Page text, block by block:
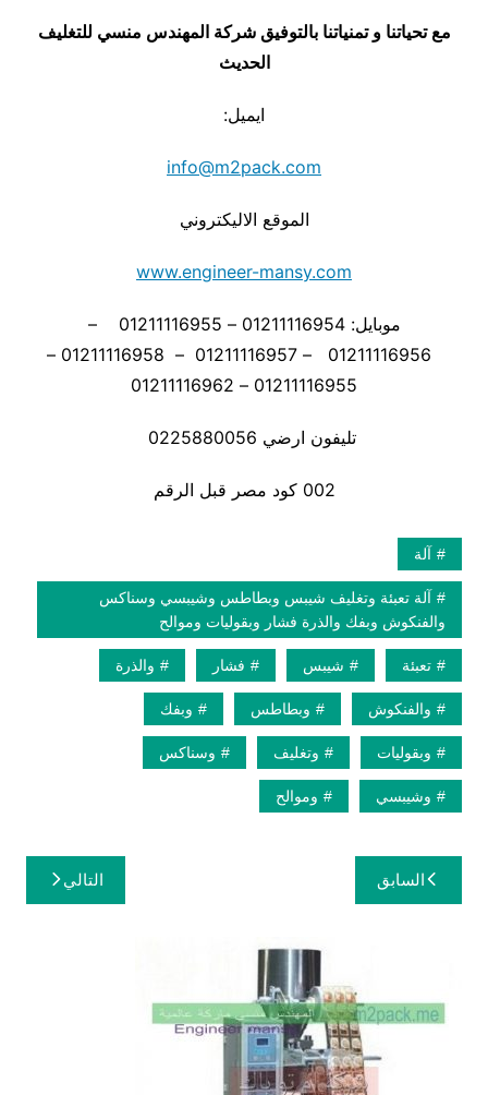
مع تحياتنا و تمنياتنا بالتوفيق شركة المهندس منسي للتغليف
الحديث
ايميل:
info@m2pack.com
الموقع الاليكتروني
www.engineer-mansy.com
موبايل: 01211116954 – 01211116955 –
01211116956 – 01211116957 – 01211116958 –
01211116955 – 01211116962
تليفون ارضي 0225880056
002 كود مصر قبل الرقم
آلة
آلة تعبئة وتغليف شيبس وبطاطس وشيبسي وسناكس
والفنكوش وبفك والذرة فشار وبقوليات وموالح
تعبئة شيبس فشار والذرة
والفنكوش وبطاطس وبفك
وبقوليات وتغليف وسناكس
وشيبسي وموالح
تصفّح
المقالات
السابق التالي